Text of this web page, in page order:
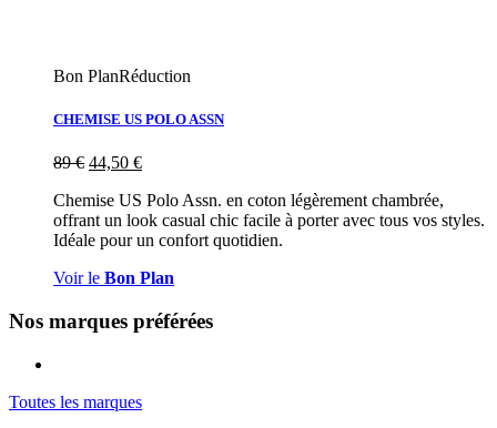
Bon PlanRéduction
CHEMISE US POLO ASSN
89€ 44,50 €
Chemise US Polo Assn. en coton légèrement chambrée,
offrant un look casual chic facile à porter avec tous vos styles.
Idéale pour un confort quotidien.
Voir le Bon Plan
Nos marques préférées
Toutes les marques